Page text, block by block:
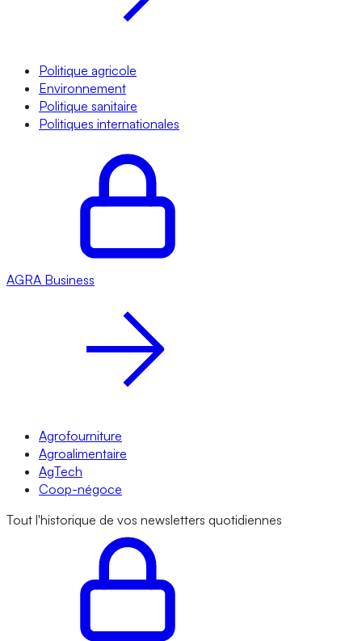
Politique agricole
Environnement
Politique sanitaire
Politiques internationales
AGRA Business
Agrofourniture
Agroalimentaire
AgTech
Coop-négoce
Tout l'historique de vos newsletters quotidiennes